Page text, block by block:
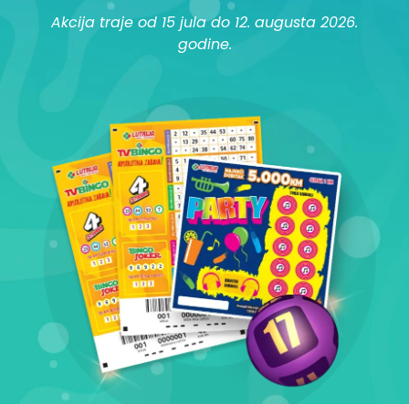
Akcija traje od 15 jula do 12. augusta 2026.
godine.